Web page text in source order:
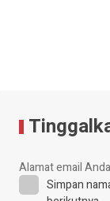
Alamat email
Simpan